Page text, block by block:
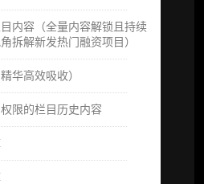
内容（全量内容解锁且持续
拆解新发热门融资项目）
华高效吸收）
限的栏目历史内容
场以提前解锁）
（1 小时，话题需审核）
务（3 次提问，话题需审